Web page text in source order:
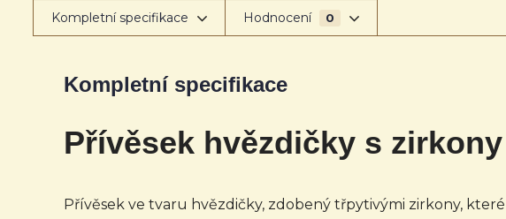
Kompletní specifikace Hodnocení 0
Kompletní specifikace
Přívěsek hvězdičky s
Přívěsek ve tvaru hvězdičky, zdobený třpytivými zirkony,